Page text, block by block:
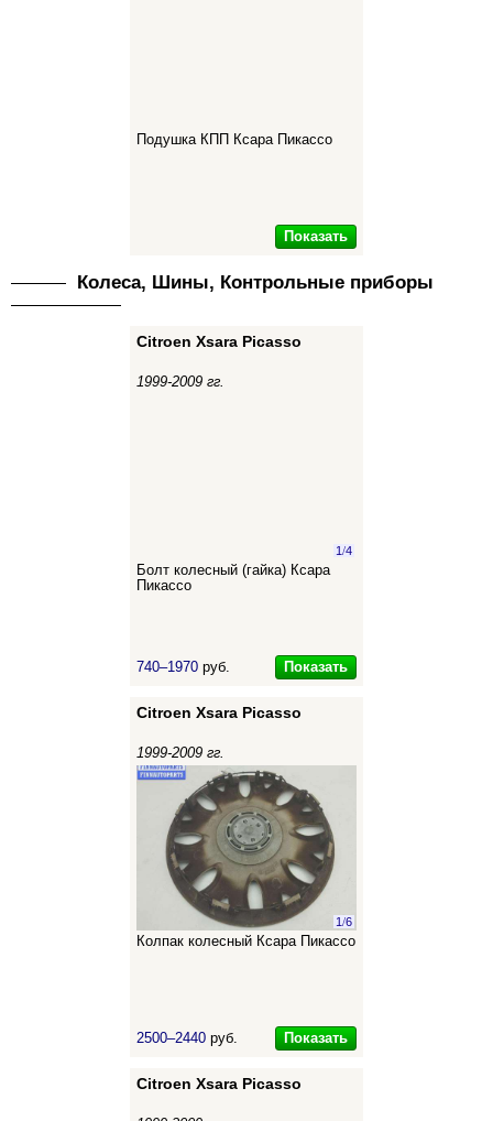
Подушка КПП Ксара Пикассо
Показать
Колеса, Шины, Контрольные приборы
Citroen Xsara Picasso
1999-2009 гг.
1/4
Болт колесный (гайка) Ксара
Пикассо
740–1970 руб. Показать
Citroen Xsara Picasso
1999-2009 гг.
1/6
Колпак колесный Ксара Пикассо
2500–2440 руб. Показать
Citroen Xsara Picasso